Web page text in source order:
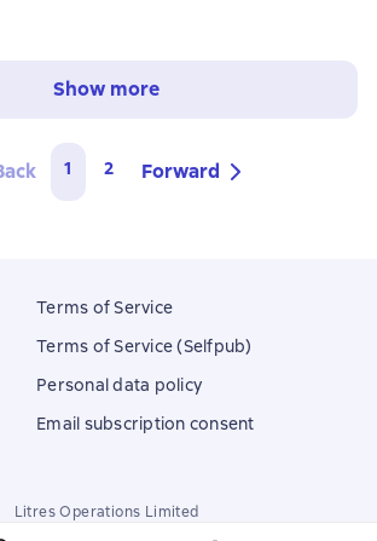
Show more
1 2 Forward
Terms of Service
Terms of Service (Selfpub)
Personal data policy
Email subscription consent
Litres Operations Limited